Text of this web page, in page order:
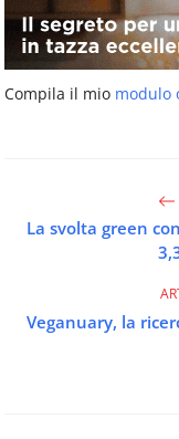
Compila il mio modulo
La svolta green
Veganuary, la